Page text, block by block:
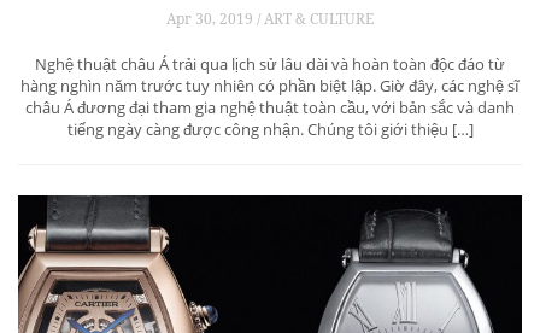
Apr 30, 2019 / ART & CULTURE
Nghệ thuật châu Á trải qua lịch sử lâu dài và hoàn toàn độc đáo từ
hàng nghìn năm trước tuy nhiên có phần biệt lập. Giờ đây, các nghệ sĩ
châu Á đương đại tham gia nghệ thuật toàn cầu, với bản sắc và danh
tiếng ngày càng được công nhận. Chúng tôi giới thiệu […]